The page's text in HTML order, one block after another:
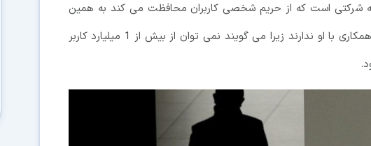
که شرکتی است که از حریم شخصی کاربران محافظت می کند به همین
سازمان های زیادی در دنیای تکنولوژی تمایلی به همکاری با او ندارند زیرا می گویند نمی توان از بیش از 1 میلیارد کاربر